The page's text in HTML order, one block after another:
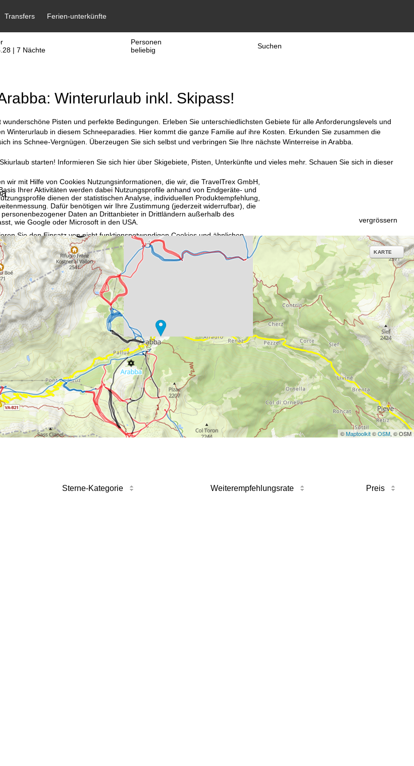
wir mit Hilfe von Cookies Nutzungsinformationen, die wir, die TravelTrex GmbH,
Ihrer Aktivitäten werden dabei Nutzungsprofile anhand von Endgeräte- und
dienen der statistischen Analyse, individuellen Produktempfehlung,
Dafür benötigen wir Ihre Zustimmung (jederzeit widerrufbar), die
Daten an Drittanbieter in Drittländern außerhalb des
wie Google oder Microsoft in den USA.
Sie den Einsatz von nicht funktionsnotwendigen Cookies und ähnlichen
verwenden wir nur technisch und zur Vertragserfüllung notwendige Dienste.
und die Möglichkeit zur Änderung Ihrer Einstellungen finden Sie in unserer
Sie in unseremImpressum . Informationen zu den Verarbeitungszwecken und
.
| 7 Nächte
Personen
beliebig
Suchen
Winterurlaub inkl. Skipass!
Pisten und perfekte Bedingungen. Erleben Sie unterschiedlichsten Gebiete für alle Anforderungslevels und
Winterurlaub in diesem Schneeparadies. Hier kommt die ganze Familie auf ihre Kosten. Erkunden Sie zusammen die
ins Schnee-Vergnügen. Überzeugen Sie sich selbst und verbringen Sie Ihre nächste Winterreise in Arabba.
starten! Informieren Sie sich hier über Skigebiete, Pisten, Unterkünfte und vieles mehr. Schauen Sie sich in dieser
vergrössern
KARTE
©Maptoolkit©OSM, © OSM
Sterne-Kategorie Weiterempfehlungsrate Preis